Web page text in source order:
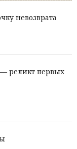
невозврата
реликт первых